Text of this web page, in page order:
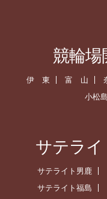
競輪場
伊 東 富 山
小松島
サテライ
サテライト男鹿
サテライト福島